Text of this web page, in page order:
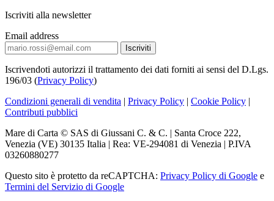
Iscriviti alla newsletter
Email address
Iscrivendoti autorizzi il trattamento dei dati forniti ai sensi del D.Lgs.
196/03 (Privacy Policy)
Condizioni generali di vendita | Privacy Policy | Cookie Policy |
Contributi pubblici
Mare di Carta © SAS di Giussani C. & C. | Santa Croce 222,
Venezia (VE) 30135 Italia | Rea: VE-294081 di Venezia | P.IVA
03260880277
Questo sito è protetto da reCAPTCHA: Privacy Policy di Google e
Termini del Servizio di Google